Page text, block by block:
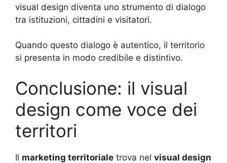
visual design diventa uno strumento di dialogo
tra istituzioni, cittadini e visitatori.
Quando questo dialogo è autentico, il territorio
si presenta in modo credibile e distintivo.
Conclusione: il visual
design come voce dei
territori
Il marketing territoriale trova nel visual design